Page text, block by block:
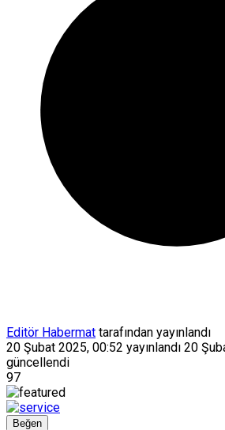
Editör Habermat tarafından yayınlandı
20 Şubat 2025, 00:52 yayınlandı 20
güncellendi
97
Beğen